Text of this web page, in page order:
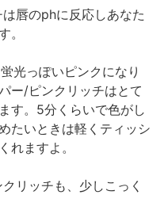
唇のphに反応しあなた
。
光っぽいピンクになり
ー/ピンクリッチはとて
す。5分くらいで色がし
たいときは軽くティッシ
れますよ。
リッチも、少しこっく